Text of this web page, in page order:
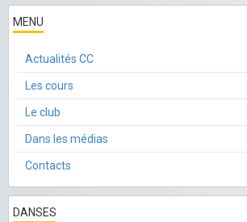
MENU
Actualités CC
Les cours
Le club
Dans les médias
Contacts
DANSES